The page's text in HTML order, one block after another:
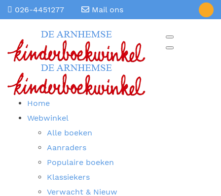
026-4451277 Mail ons
Home
Webwinkel
Alle boeken
Aanraders
Populaire boeken
Klassiekers
Verwacht & Nieuw